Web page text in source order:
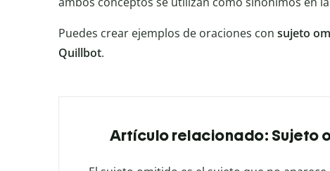
Puedes crear ejemplos de oraciones con sujeto
Quillbot.
Artículo relacionado: Sujeto